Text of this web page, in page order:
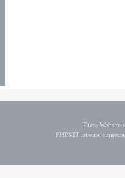
Diese
PHPKIT ist eine